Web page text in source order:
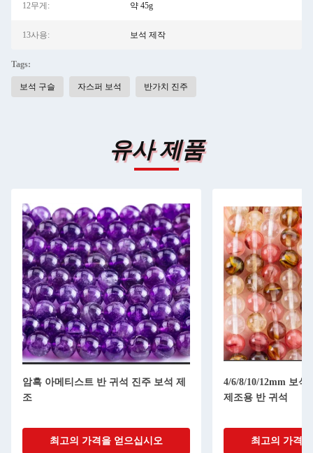
12무게: 약 45g
13사용: 보석 제작
Tags:
보석 구슬 자스퍼 보석 반가치 진주
유사 제품
암흑 아메티스트 반 귀석 진주 보석 제
조
최고의 가격을 얻으십시오
4/6/8/10/12mm 보석
제조용 반 귀석
최고의 가격